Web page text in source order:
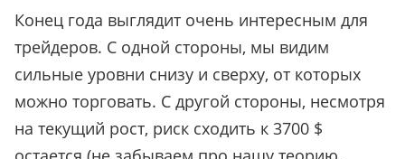
Конец года выглядит очень интересным для
трейдеров. С одной стороны, мы видим
сильные уровни снизу и сверху, от которых
можно торговать. С другой стороны, несмотря
на текущий рост, риск сходить к 3700 $